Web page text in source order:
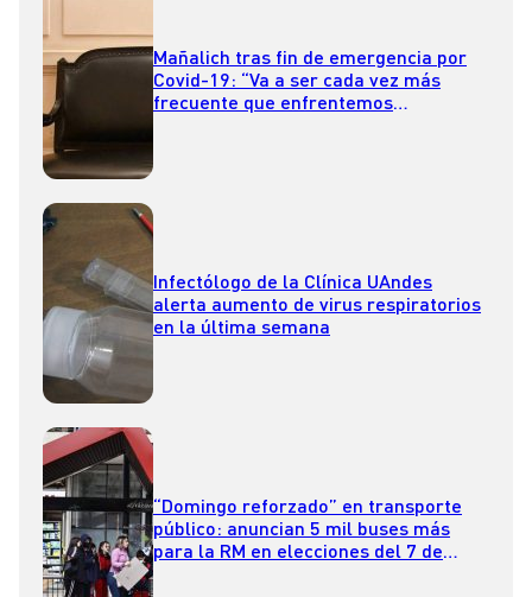
Mañalich tras fin de emergencia por
Covid-19: “Va a ser cada vez más
frecuente que enfrentemos
Infectólogo de la Clínica UAndes
alerta aumento de virus respiratorios
en la última semana
“Domingo reforzado” en transporte
público: anuncian 5 mil buses más
para la RM en elecciones del 7 de